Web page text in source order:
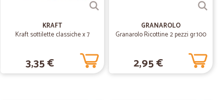
veloce
KRAFT
Kraft sottilette classiche x 7
3,35 €
GRANAROLO
Granarolo Ricottine 2 pezzi gr.100
2,95 €